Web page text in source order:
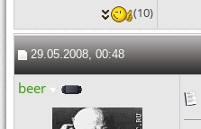
(10)
29.05.2008, 00:48
beer